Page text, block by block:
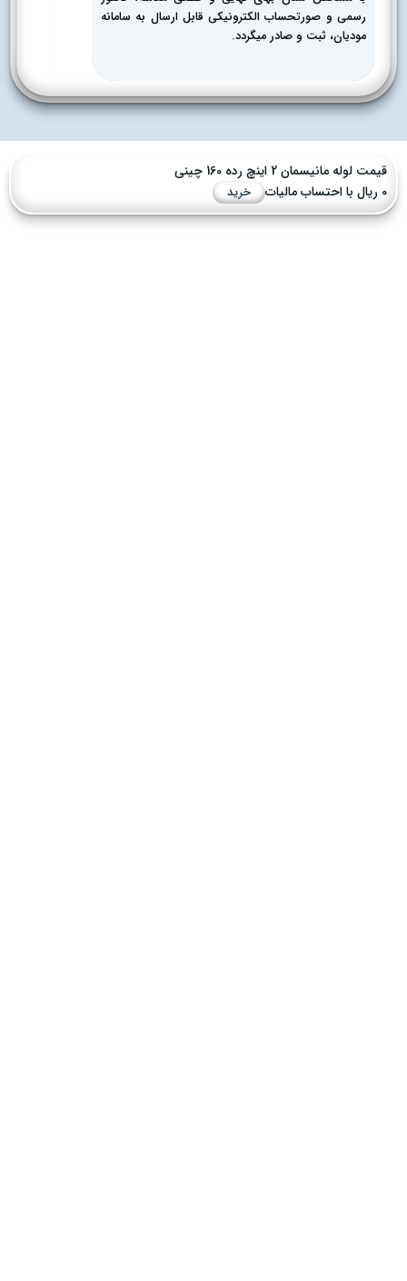
رسمی و صورتحساب الکترونیکی قابل ارسال به سامانه
مودیان، ثبت و صادر میگردد.
لوله مانیسمان 2 اینچ رده 160 چینی
خرید